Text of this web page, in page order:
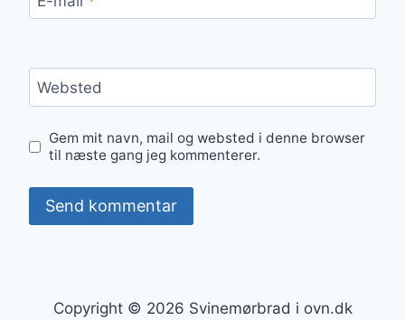
Websted
Gem mit navn, mail og websted i denne browser
til næste gang jeg kommenterer.
Copyright © 2026 Svinemørbrad i ovn.dk